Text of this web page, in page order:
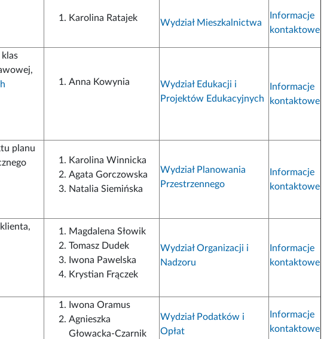
Karolina Ratajek Wydział Mieszkalnictwa
Informacje
kontaktowe
Anna Kowynia
Wydział Edukacji i
Projektów Edukacyjnych
Informacje
kontaktowe
planu
Karolina Winnicka
Agata Gorczowska
Natalia Siemińska
Wydział Planowania
Przestrzennego
Informacje
kontaktowe
Magdalena Słowik
Tomasz Dudek
Iwona Pawelska
Krystian Frączek
Wydział Organizacji i
Nadzoru
Informacje
kontaktowe
Iwona Oramus
Agnieszka
Głowacka-Czarnik
Wydział Podatków i
Opłat
Informacje
kontaktowe